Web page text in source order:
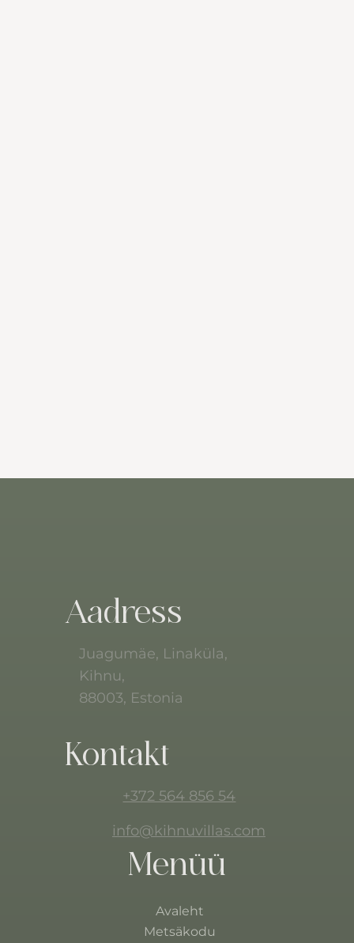
Aadress
Juagumäe, Linaküla,
Kihnu,
88003, Estonia
Kontakt
+372 564 856 54
info@kihnuvillas.com
Menüü
Avaleht
Metsäkodu